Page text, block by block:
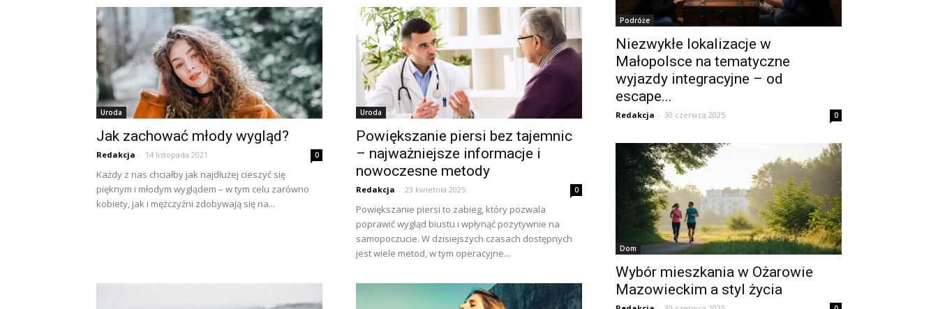
Uroda
Jak zachować młody wygląd?
Redakcja - 14 listopada 2021 0
Każdy z nas chciałby jak najdłużej cieszyć się
pięknym i młodym wyglądem – w tym celu zarówno
kobiety, jak i mężczyźni zdobywają się na...
Uroda
Powiększanie piersi bez tajemnic
– najważniejsze informacje i
nowoczesne metody
Redakcja - 23 kwietnia 2025 0
Powiększanie piersi to zabieg, który pozwala
poprawić wygląd biustu i wpłynąć pozytywnie na
samopoczucie. W dzisiejszych czasach dostępnych
jest wiele metod, w tym operacyjne...
Podróże
Niezwykłe lokalizacje w
Małopolsce na tematyczne
wyjazdy integracyjne – od
escape...
Redakcja - 30 czerwca 2025 0
Dom
Wybór mieszkania w Ożarowie
Mazowieckim a styl życia